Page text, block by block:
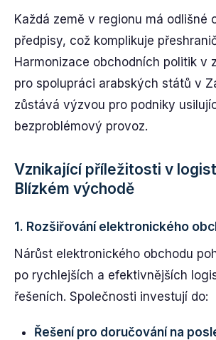
Každá země v regionu má odlišné
předpisy, což komplikuje
Harmonizace obchodních politik v
pro spolupráci arabských států v
zůstává výzvou pro podniky
bezproblémový provoz.
Vznikající příležitosti v
Blízkém východě
1. Rozšiřování elektronického
Nárůst elektronického obchodu
po rychlejších a efektivnějších
řešeních. Společnosti investují do:
Řešení pro doručování na